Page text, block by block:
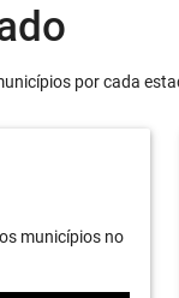
por cada
municípios no